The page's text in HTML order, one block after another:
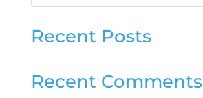
Recent Posts
Recent Comments